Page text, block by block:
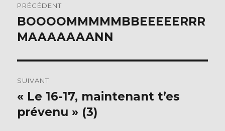
de
l’article
PRÉCÉDENT
Publication
précédente :
BOOOOMMMMMBBEEEEERRR
MAAAAAAANN
SUIVANT
Publication
suivante :
« Le 16-17, maintenant t’es
prévenu » (3)